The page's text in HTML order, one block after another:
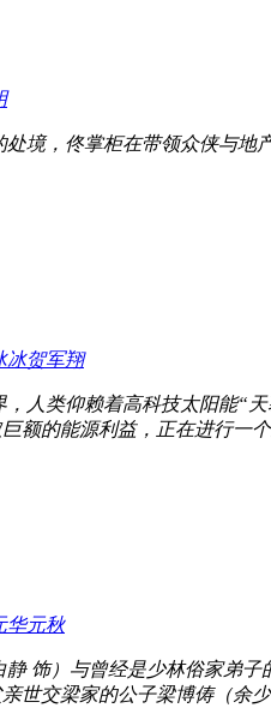
境，佟掌柜在带领众侠与地
冰贺军翔
，人类仰赖着高科技太阳能“
额的能源利益，正在进行一
华元秋
静 饰）与曾经是少林俗家弟
世交梁家的公子梁博俦（余